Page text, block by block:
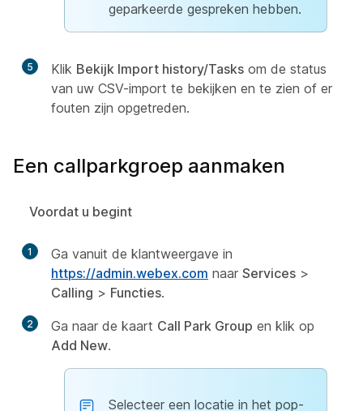
geparkeerde gespreken hebben.
5 Klik Bekijk Import history/Tasks om de status
van uw CSV-import te bekijken en te zien of er
fouten zijn opgetreden.
Een callparkgroep aanmaken
Voordat u begint
1
Ga vanuit de klantweergave in
https://admin.webex.com naar Services >
Calling > Functies.
2 Ga naar de kaart Call Park Group en klik op
Add New.
Selecteer een locatie in het pop-